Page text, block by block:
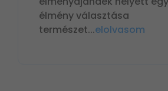
élmény választása
természet...elolvasom